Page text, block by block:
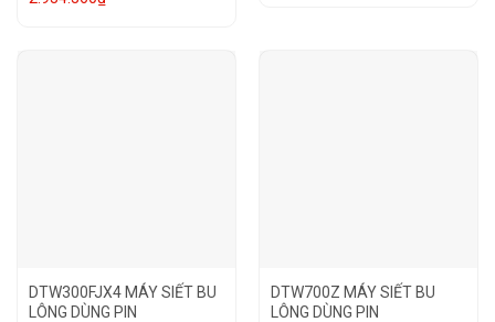
DTW300FJX4 MÁY SIẾT BU
LÔNG DÙNG PIN
DTW700Z MÁY SIẾT BU
LÔNG DÙNG PIN